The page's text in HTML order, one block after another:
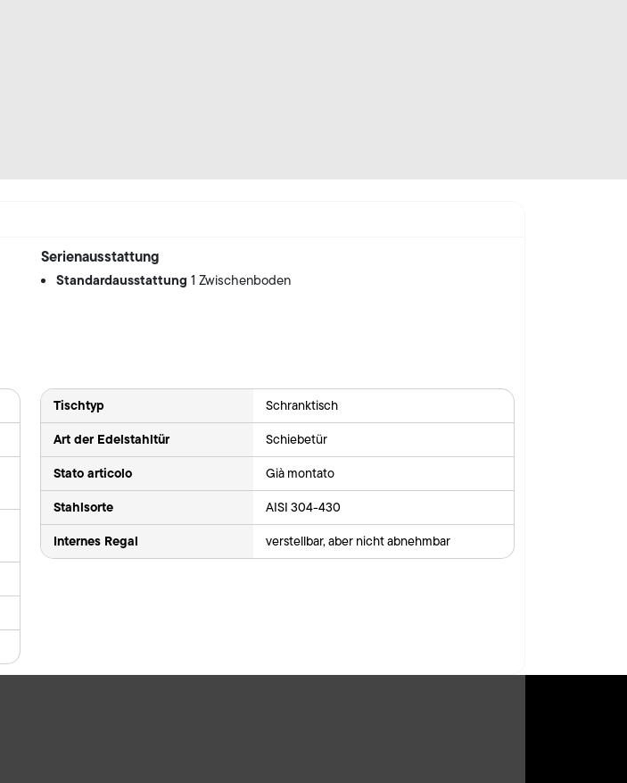
Serienausstattung
Standardausstattung1 Zwischenboden
Tischtyp Schranktisch
Art der Edelstahltür Schiebetür
Stato articolo Già montato
Stahlsorte AISI 304-430
Internes Regal verstellbar, aber nicht abnehmbar